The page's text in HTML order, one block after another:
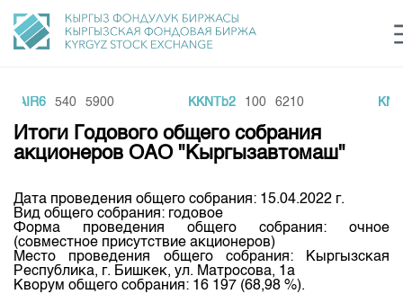
Финансовый рынок KG login Рус
Общая информация
Акционеры
Руководство
Направления
Товарно-сырьевой сектор
Нормативная база
MAIR6 540 5900 KKNTb2 100 6210
Итоги Годового общего собрания
акционеров ОАО "Кыргызавтомаш"
Дата проведения общего собрания: 15.04.2022 г.
Вид общего собрания: годовое
Форма проведения общего собрания: очное
(совместное присутствие акционеров)
Место проведения общего собрания: Кыргызская
Республика, г. Бишкек, ул. Матросова, 1а
Кворум общего собрания: 16 197 (68,98 %).